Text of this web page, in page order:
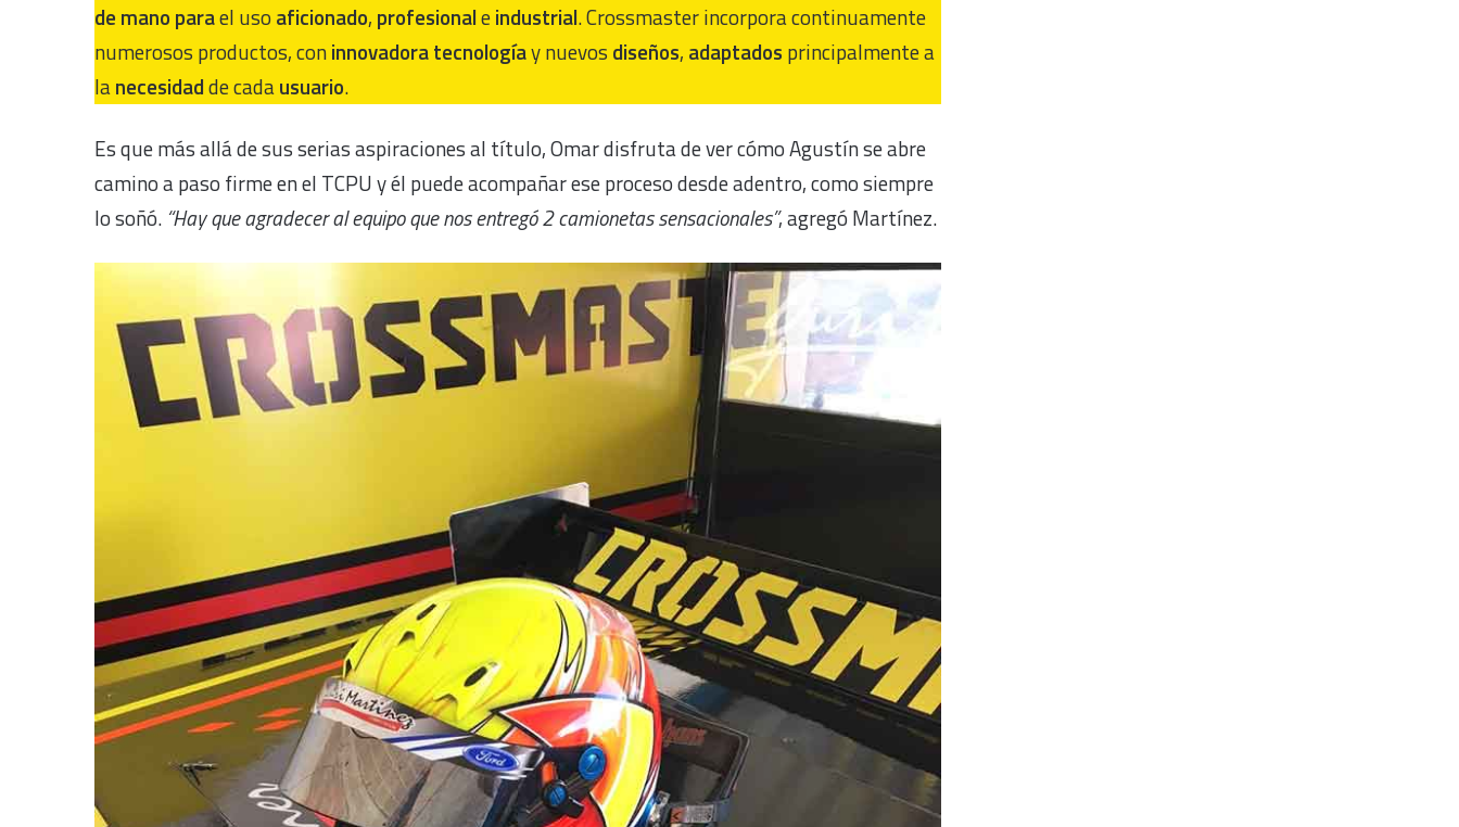
de mano parael usoaficionado, profesionaleindustrial. Crossmaster incorpora continuamente
numerosos productos, coninnovadora tecnologíay nuevos diseños, adaptados principalmente a
lanecesidadde cadausuario.
Es que más allá de sus serias aspiraciones al título, Omar disfruta de ver cómo Agustín se abre
camino a paso firme en el TCPU y él puede acompañar ese proceso desde adentro, como siempre
lo soñó. “Hay que agradecer al equipo que nos entregó 2 camionetas sensacionales”, agregó Martínez.